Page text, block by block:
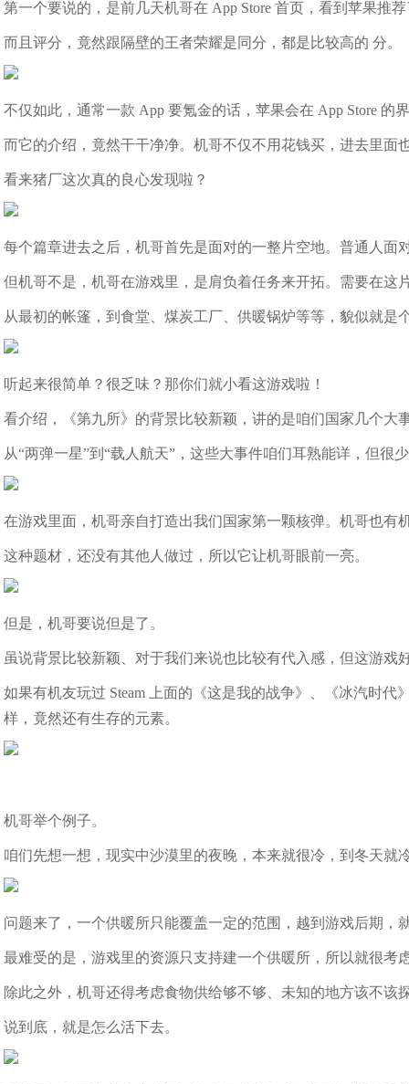
第一个要说的，是前几天机哥在 App Store 首页，看到苹果推
而且评分，竟然跟隔壁的王者荣耀是同分，都是比较高的 分。
不仅如此，通常一款 App 要氪金的话，苹果会在 App Store 的
而它的介绍，竟然干干净净。机哥不仅不用花钱买，进去里面
看来猪厂这次真的良心发现啦？
每个篇章进去之后，机哥首先是面对的一整片空地。普通人面
但机哥不是，机哥在游戏里，是肩负着任务来开拓。需要在这
从最初的帐篷，到食堂、煤炭工厂、供暖锅炉等等，貌似就是
听起来很简单？很乏味？那你们就小看这游戏啦！
看介绍，《第九所》的背景比较新颖，讲的是咱们国家几个
从“两弹一星”到“载人航天”，这些大事件咱们耳熟能详，但很
在游戏里面，机哥亲自打造出我们国家第一颗核弹。机哥也有
这种题材，还没有其他人做过，所以它让机哥眼前一亮。
但是，机哥要说但是了。
虽说背景比较新颖、对于我们来说也比较有代入感，但这游戏
如果有机友玩过 Steam 上面的《这是我的战争》、《冰汽时
样，竟然还有生存的元素。
机哥举个例子。
咱们先想一想，现实中沙漠里的夜晚，本来就很冷，到冬天
问题来了，一个供暖所只能覆盖一定的范围，越到游戏后期，
最难受的是，游戏里的资源只支持建一个供暖所，所以就很考
除此之外，机哥还得考虑食物供给够不够、未知的地方该不
说到底，就是怎么活下去。